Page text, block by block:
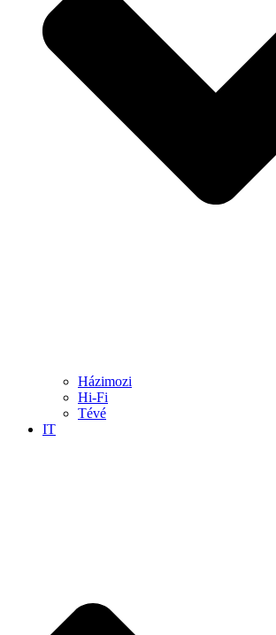
Házimozi
Hi-Fi
Tévé
IT